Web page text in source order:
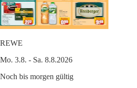
REWE
Mo. 3.8. - Sa. 8.8.2026
Noch bis morgen gültig